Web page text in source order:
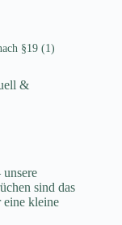
§19 (1)
&
sind das
eine kleine